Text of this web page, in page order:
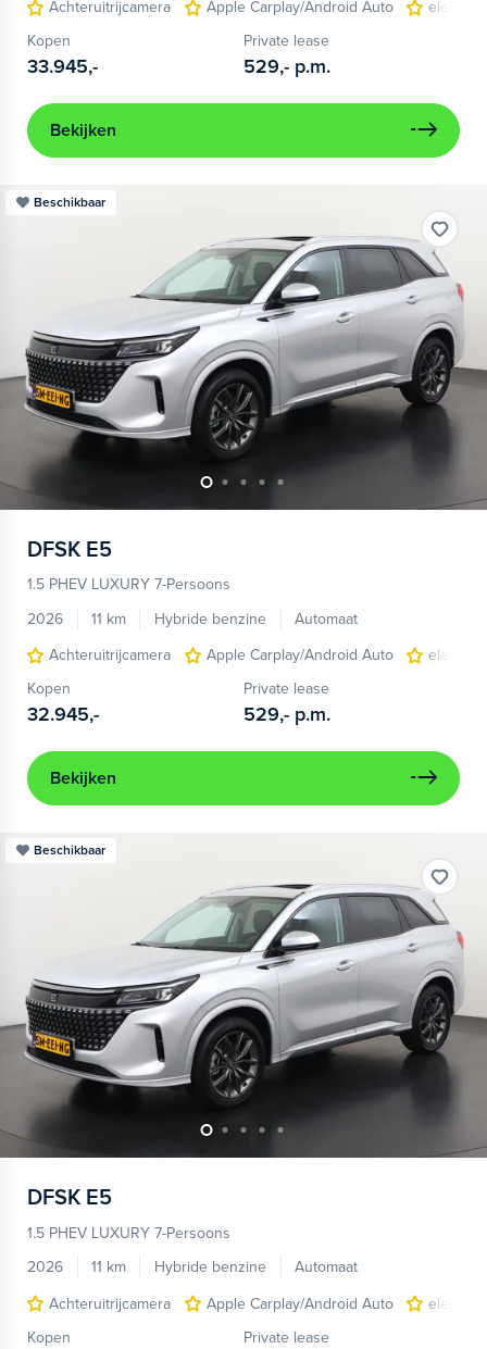
Achteruitrijcamera Apple Carplay/Android Auto
Kopen
33.945,-
Private lease
529,- p.m.
Bekijken
Beschikbaar
DFSK E5
1.5 PHEV LUXURY 7-Persoons
2026
11 km Hybride benzine
Automaat
Achteruitrijcamera
Apple Carplay/Android Auto
Kopen
32.945,-
Private lease
529,- p.m.
Bekijken
Beschikbaar
DFSK E5
1.5 PHEV LUXURY 7-Persoons
2026
11 km Hybride benzine
Automaat
Achteruitrijcamera
Apple Carplay/Android Auto
Kopen
Private lease